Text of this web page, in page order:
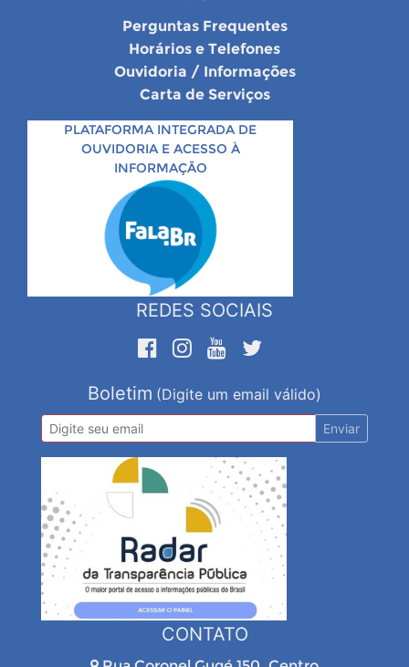
Perguntas Frequentes
Horários e Telefones
Ouvidoria / Informações
Carta de Serviços
PLATAFORMA INTEGRADA DE
OUVIDORIA E ACESSO À
INFORMAÇÃO
REDES SOCIAIS
Boletim (Digite um email válido)
Enviar
CONTATO